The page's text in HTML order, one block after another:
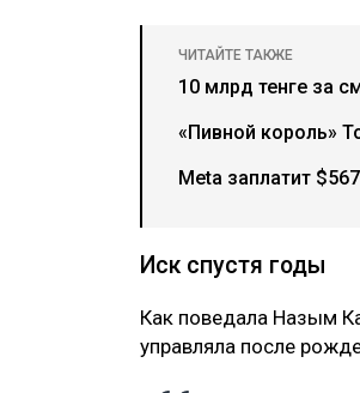
ЧИТАЙТЕ ТАКЖЕ
10 млрд тенге за
«Пивной король»
Meta заплатит
Иск спустя годы
Как поведала Назым
управляла после